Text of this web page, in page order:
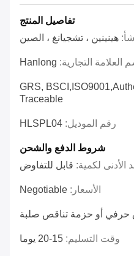
تفاصيل المنتج
هينينين ، تشجيانغ ، الصين
العلامة التجارية: Hanlong
GRS,
Traceable
رقم الموديل: HLSPL04
شروط الدفع والشحن
الأدنى لكمية: قابل للتفاوض
الأسعار: Negotiable
حرفي أو حزمة تناقص صلبة
وقت التسليم: 15-20 يوما